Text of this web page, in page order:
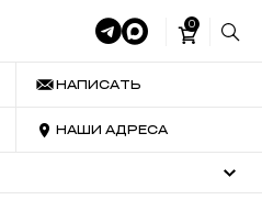
0
НАПИСАТЬ
НАШИ АДРЕСА